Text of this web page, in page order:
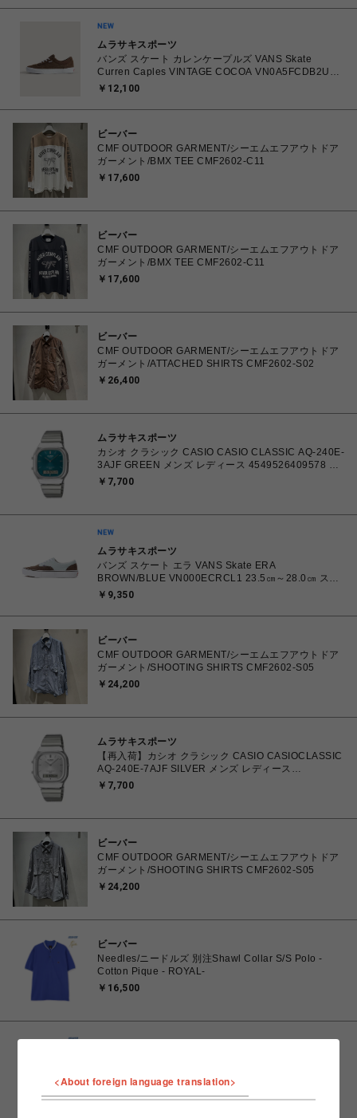
く】
ムラサキスポーツ
バンズ スケート カレンケープルズ VANS Skate
Curren Caples VINTAGE COCOA VN0A5FCDB2U
26.0㎝～28.0㎝ スニーカー メンズ シューズ
く】
￥12,100
ビーバー
CMF OUTDOOR GARMENT/シーエムエフアウトドア
ガーメント/BMX TEE CMF2602-C11
￥17,600
ビーバー
CMF OUTDOOR GARMENT/シーエムエフアウトドア
ガーメント/BMX TEE CMF2602-C11
￥17,600
ビーバー
CMF OUTDOOR GARMENT/シーエムエフアウトドア
ガーメント/ATTACHED SHIRTS CMF2602-S02
￥26,400
ムラサキスポーツ
カシオ クラシック CASIO CASIO CLASSIC AQ-240E-
3AJF GREEN メンズ レディース 4549526409578 腕
￥7,700
ムラサキスポーツ
バンズ スケート エラ VANS Skate ERA
BROWN/BLUE VN000ECRCL1 23.5㎝～28.0㎝ スニ
ーカー メンズ レディース シューズ 0198266445786
￥9,350
ビーバー
CMF OUTDOOR GARMENT/シーエムエフアウトドア
ガーメント/SHOOTING SHIRTS CMF2602-S05
￥24,200
ムラサキスポーツ
【再入荷】カシオ クラシック CASIO CASIOCLASSIC
AQ-240E-7AJF SILVER メンズ レディース
4549526409615 腕時計 国内正規品 【 北海道/沖縄/離
￥7,700
ビーバー
CMF OUTDOOR GARMENT/シーエムエフアウトドア
ガーメント/SHOOTING SHIRTS CMF2602-S05
￥24,200
ビーバー
Needles/ニードルズ 別注Shawl Collar S/S Polo -
Cotton Pique - ROYAL-
￥16,500
￥16,500
<About foreign language translation>